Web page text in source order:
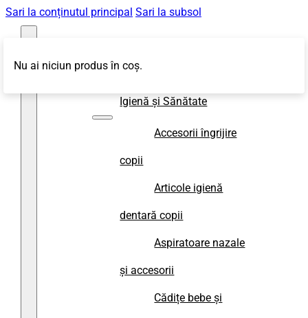
Sari la conținutul principal Sari la subsol
Igienă și Sănătate
Accesorii îngrijire
copii
Articole igienă
dentară copii
Aspiratoare nazale
și accesorii
Cădițe bebe și
Nu ai niciun produs în coș.